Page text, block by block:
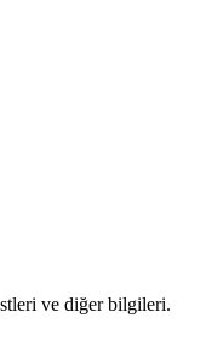
ve diğer bilgileri.